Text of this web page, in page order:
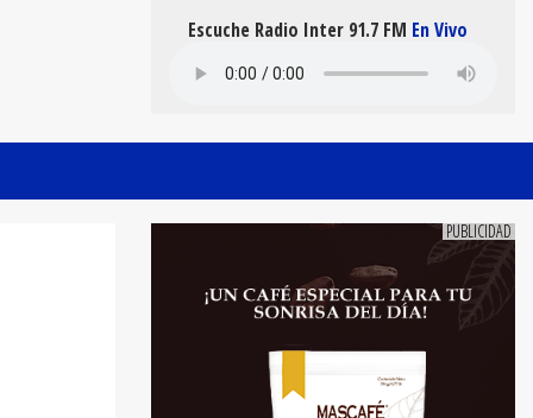
Escuche Radio Inter 91.7 FM En Vivo